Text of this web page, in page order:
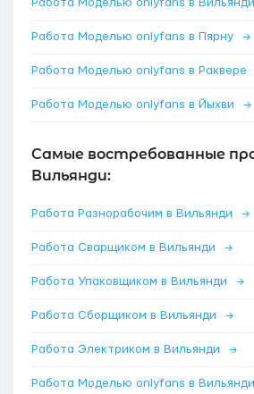
Работа Моделью onlyfans в Вильянди
Работа Моделью onlyfans в Пярну →
Работа Моделью onlyfans в Раквере
Работа Моделью onlyfans в Йыхви →
Самые востребованные
Вильянди:
Работа Разнорабочим в Вильянди →
Работа Сварщиком в Вильянди →
Работа Упаковщиком в Вильянди →
Работа Сборщиком в Вильянди →
Работа Электриком в Вильянди →
Работа Моделью onlyfans в Вильянди